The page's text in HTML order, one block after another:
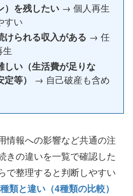
）を残したい → 個人再生
すい
けられる収入がある → 任
しい（生活費が足りな
等）
→ 自己破産も含め
情報への影響など共通の注
きの違いを一覧で確認した
で整理すると判断しやすい
類と違い（4種類の比較）